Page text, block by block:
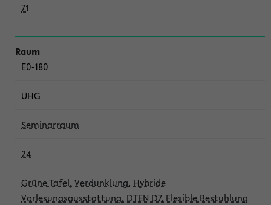
71
E0-180
UHG
Seminarraum
24
Grüne Tafel, Verdunklung, Hybride
Vorlesungsausstattung, DTEN D7, Flexible Bestuhlung